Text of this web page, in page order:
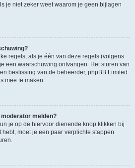
je niet zeker weet waarom je geen bijlagen
regels, als je één van deze regels (volgens
een waarschuwing ontvangen. Het sturen van
beslissing van de beheerder, phpBB Limited
mee te maken.
melden?
je op de hiervoor dienende knop klikken bij
hebt, moet je een paar verplichte stappen